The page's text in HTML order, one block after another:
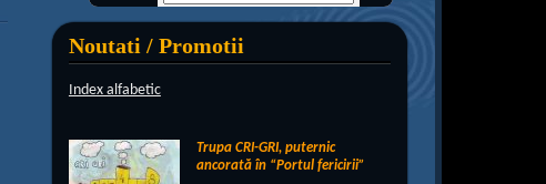
Noutati / Promotii
Index alfabetic
Trupa CRI-GRI, puternic
ancorată în “Portul fericirii”